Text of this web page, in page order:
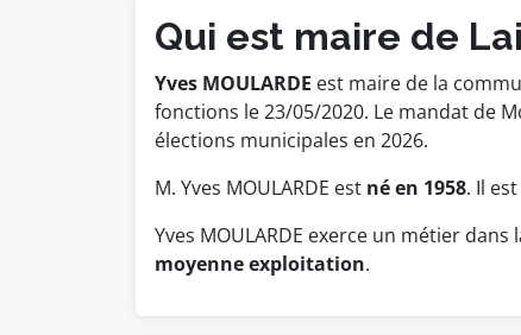
Qui est maire de
Yves MOULARDE est maire de la
fonctions le 23/05/2020. Le mandat de
élections municipales en 2026.
M. Yves MOULARDE est né en 1958. Il
Yves MOULARDE exerce un métier
moyenne exploitation.